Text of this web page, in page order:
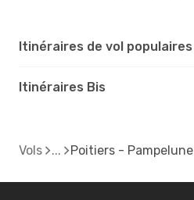
Itinéraires de vol populaires
Itinéraires Bis
Vols Poitiers - Pampelune